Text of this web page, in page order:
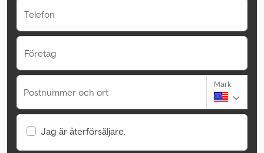
Telefon
Företag
Postnummer och ort
Mark
Jag är återförsäljare.